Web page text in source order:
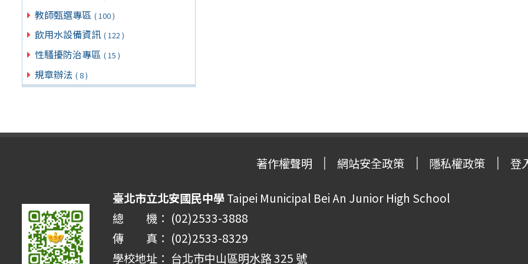
教師甄選專區 ( 100 )
飲用水設備資訊 ( 122 )
性騷擾防治專區 ( 15 )
規章辦法 ( 8 )
著作權聲明 網站安全政策 隱私權政策 登
臺北市立北安國民中學Taipei Municipal Bei An Junior High School
總 機： (02)2533-3888
傳 真： (02)2533-8329
學校地址： 台北市中山區明水路 325 號